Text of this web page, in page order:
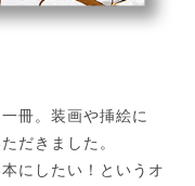
冊。装画や挿絵に
だきました。
にしたい！というオ